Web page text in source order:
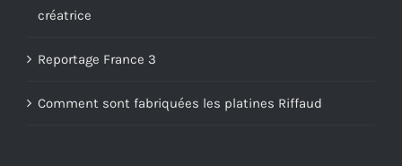
créatrice
Reportage France 3
Comment sont fabriquées les platines Riffaud